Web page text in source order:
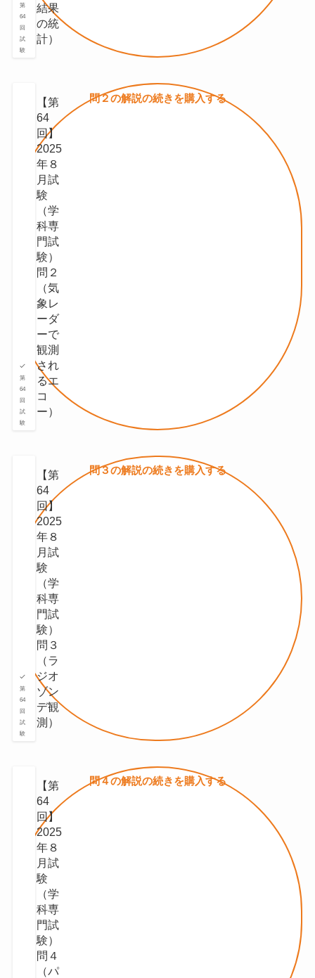
第
64
回
試
験
結果
の統
計）
第
64
回
試
験
【第
64
回】
2025
年８
月試
験
（学
科専
門試
験）
問２
（気
象レ
ーダ
ーで
観測
され
るエ
コ
ー）
問２の解説の続きを購入する
第
64
回
試
験
【第
64
回】
2025
年８
月試
験
（学
科専
門試
験）
問３
（ラ
ジオ
ゾン
デ観
測）
問３の解説の続きを購入する
【第
64
回】
2025
年８
月試
験
（学
科専
門試
験）
問４
（パ
問４の解説の続きを購入する